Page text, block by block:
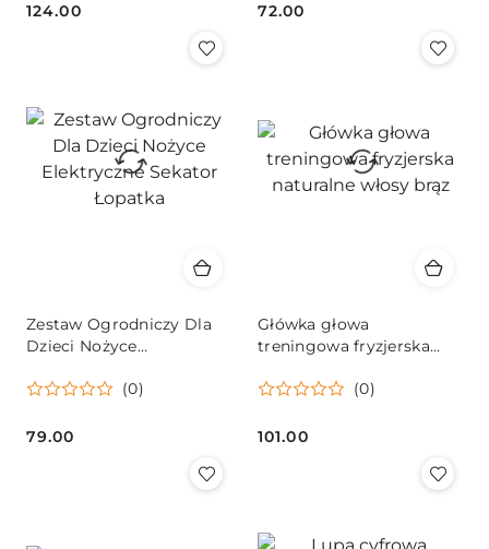
Cena:
124.00
Cena:
72.00
Zestaw Ogrodniczy Dla
Dzieci Nożyce
Łopatka
(0)
Cena:
79.00
Główka głowa
treningowa fryzjerska
(0)
Cena:
101.00